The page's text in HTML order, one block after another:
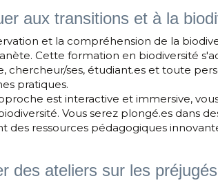
aux transitions et à la
et la compréhension de la
Cette formation en biodiversité
chercheur/ses, étudiant.es et toute
pratiques.
est interactive et immersive,
Vous serez plongé.es dans
des ressources pédagogiques
des ateliers sur les